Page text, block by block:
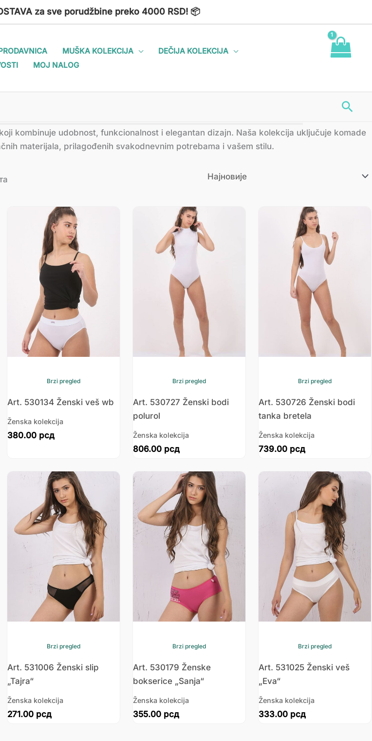
za sve porudžbine preko 4000 RSD! 📦
MUŠKA KOLEKCIJA
DEČIJA KOLEKCIJA
MOJ NALOG
kombinuje udobnost, funkcionalnost i elegantan dizajn. Naša kolekcija uključuje komade
materijala, prilagođenih svakodnevnim potrebama i vašem stilu.
Сортирано
по
најновијем
Brzi pregled
Art. 530134 Ženski veš wb
Ženska kolekcija
380.00 рсд
Brzi pregled
Art. 530727 Ženski bodi
polurol
Ženska kolekcija
806.00 рсд
Brzi pregled
Art. 530726 Ženski bodi
tanka bretela
Ženska kolekcija
739.00 рсд
Brzi pregled
Art. 531006 Ženski slip
„Tajra“
Ženska kolekcija
271.00 рсд
Brzi pregled
Art. 530179 Ženske
bokserice „Sanja“
Ženska kolekcija
355.00 рсд
Brzi pregled
Art. 531025 Ženski veš
„Eva“
Ženska kolekcija
333.00 рсд